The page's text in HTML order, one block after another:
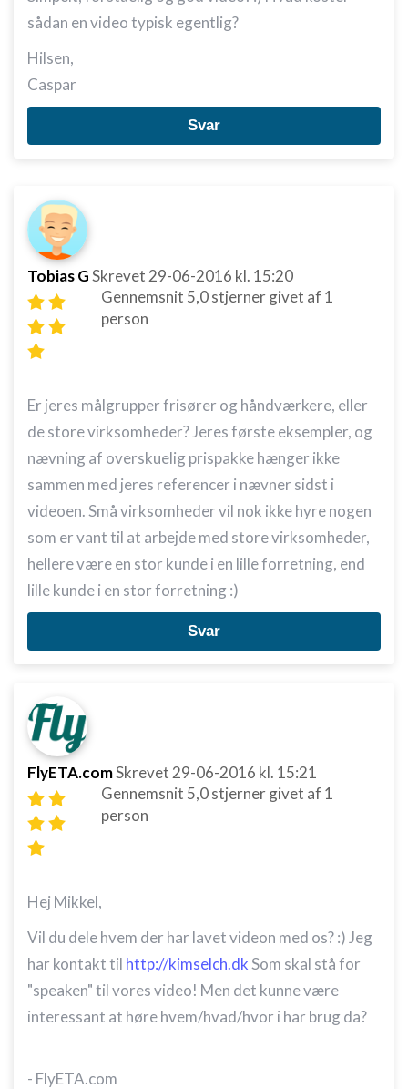
sådan en video typisk egentlig?
Hilsen,
Caspar
Svar
Tobias GSkrevet 29-06-2016 kl. 15:20
Gennemsnit 5,0stjerner givet af 1
person
Er jeres målgrupper frisører og håndværkere, eller
de store virksomheder? Jeres første eksempler, og
nævning af overskuelig prispakke hænger ikke
sammen med jeres referencer i nævner sidst i
videoen. Små virksomheder vil nok ikke hyre nogen
som er vant til at arbejde med store virksomheder,
hellere være en stor kunde i en lille forretning, end
lille kunde i en stor forretning :)
Svar
FlyETA.comSkrevet 29-06-2016 kl. 15:21
Gennemsnit 5,0stjerner givet af 1
person
Hej Mikkel,
Vil du dele hvem der har lavet videon med os? :) Jeg
har kontakt til http://kimselch.dkSom skal stå for
"speaken" til vores video! Men det kunne være
interessant at høre hvem/hvad/hvor i har brug da?
- FlyETA.com